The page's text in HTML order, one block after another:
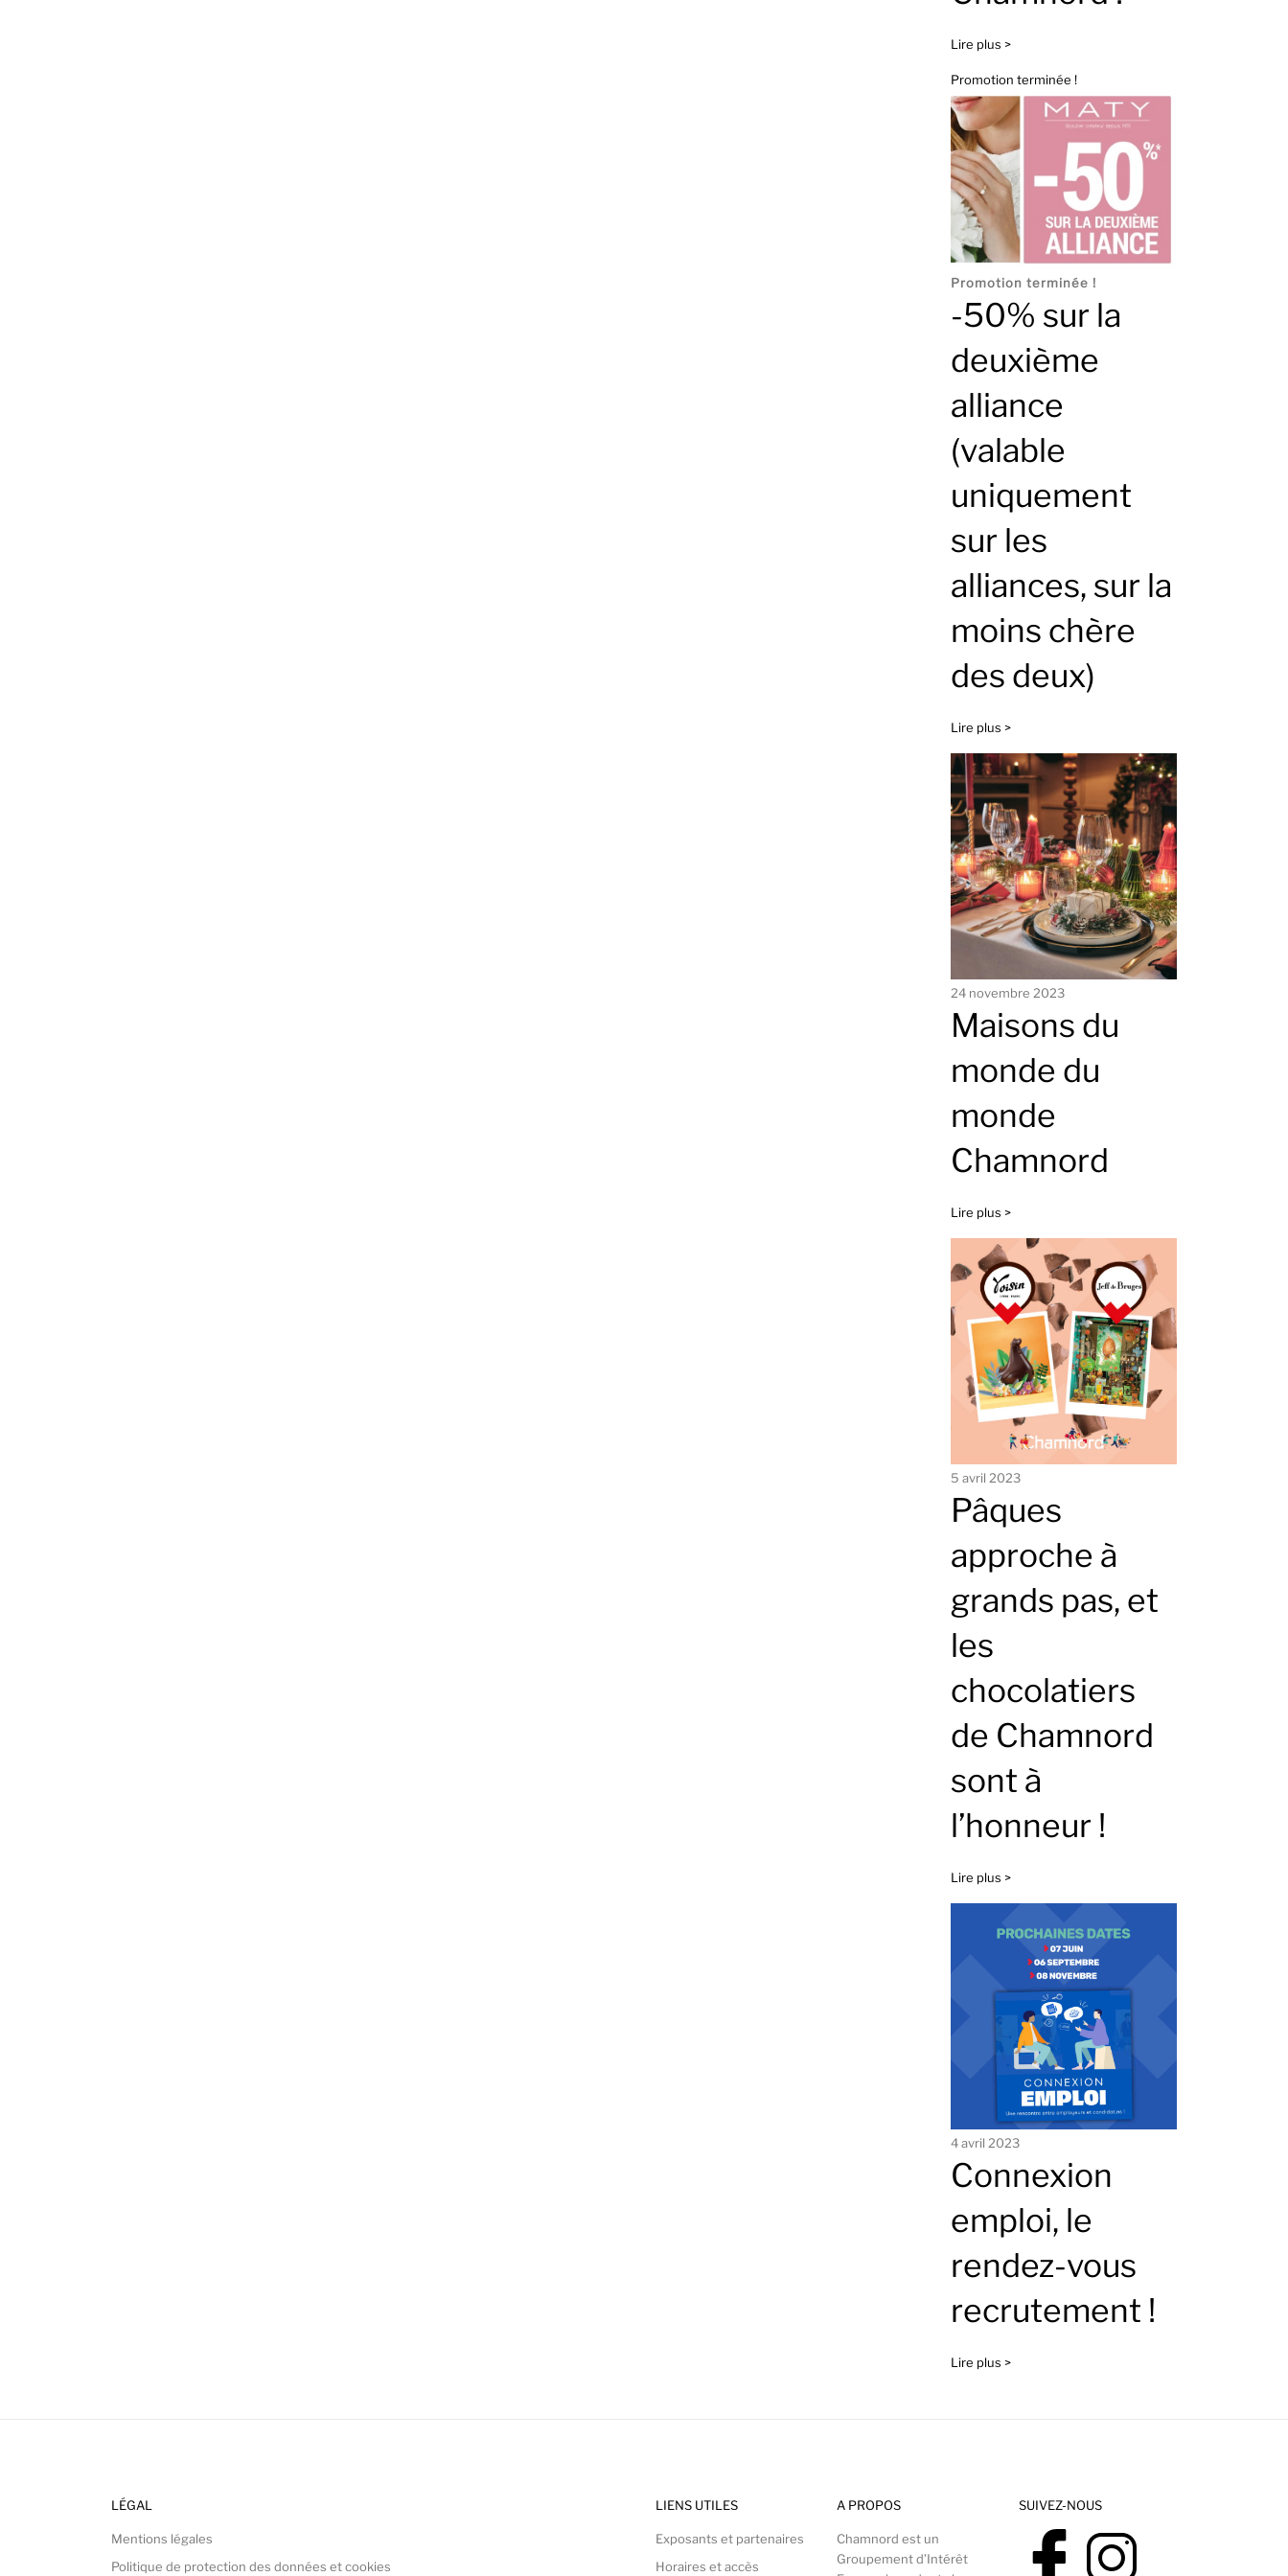
Lire plus >
Promotion terminée !
Promotion terminée !
-50% sur la
deuxième
alliance
(valable
uniquement
sur les
alliances, sur la
moins chère
des deux)
Lire plus >
24 novembre 2023
Maisons du
monde du
monde
Chamnord
Lire plus >
5 avril 2023
Pâques
approche à
grands pas, et
les
chocolatiers
de Chamnord
sont à
l’honneur !
Lire plus >
4 avril 2023
Connexion
emploi, le
rendez-vous
recrutement !
Lire plus >
LÉGAL
Mentions légales
Politique de protection des données et cookies
LIENS UTILES
Exposants et partenaires
Horaires et accès
A PROPOS
Chamnord est un
Groupement d’Intérêt
SUIVEZ-NOUS